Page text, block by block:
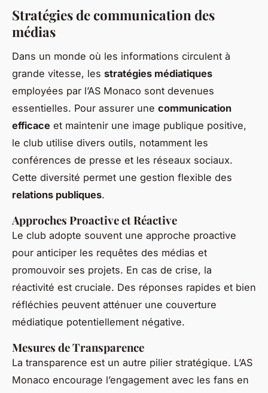
Stratégies de communication des
médias
Dans un monde où les informations circulent à
grande vitesse, les stratégies médiatiques
employées par l’AS Monaco sont devenues
essentielles. Pour assurer une communication
efficace et maintenir une image publique positive,
le club utilise divers outils, notamment les
conférences de presse et les réseaux sociaux.
Cette diversité permet une gestion flexible des
relations publiques.
Approches Proactive et Réactive
Le club adopte souvent une approche proactive
pour anticiper les requêtes des médias et
promouvoir ses projets. En cas de crise, la
réactivité est cruciale. Des réponses rapides et bien
réfléchies peuvent atténuer une couverture
médiatique potentiellement négative.
Mesures de Transparence
La transparence est un autre pilier stratégique. L’AS
Monaco encourage l’engagement avec les fans en